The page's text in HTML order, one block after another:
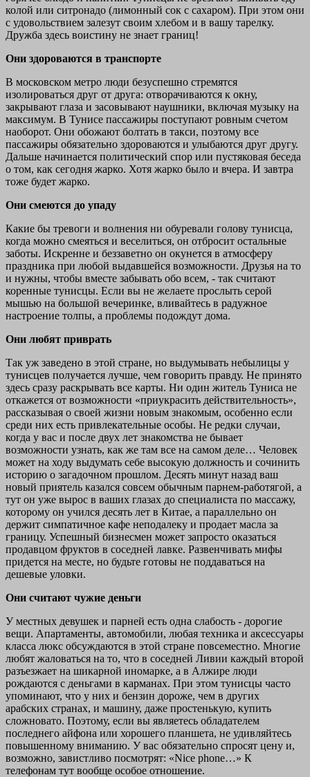
колой или ситронадо (лимонный сок с сахаром). При этом они
с удовольствием залезут своим хлебом и в вашу тарелку.
Дружба здесь воистину не знает границ!
Они здороваются в транспорте
В московском метро люди безуспешно стремятся
изолироваться друг от друга: отворачиваются к окну,
закрывают глаза и засовывают наушники, включая музыку на
максимум. В Тунисе пассажиры поступают ровным счетом
наоборот. Они обожают болтать в такси, поэтому все
пассажиры обязательно здороваются и улыбаются друг другу.
Дальше начинается политический спор или пустяковая беседа
о том, как сегодня жарко. Хотя жарко было и вчера. И завтра
тоже будет жарко.
Они смеются до упаду
Какие бы тревоги и волнения ни обуревали голову тунисца,
когда можно смеяться и веселиться, он отбросит остальные
заботы. Искренне и беззаветно он окунется в атмосферу
праздника при любой выдавшейся возможности. Друзья на то
и нужны, чтобы вместе забывать обо всем, - так считают
коренные тунисцы. Если вы не желаете прослыть серой
мышью на большой вечеринке, вливайтесь в радужное
настроение толпы, а проблемы подождут дома.
Они любят приврать
Так уж заведено в этой стране, но выдумывать небылицы у
тунисцев получается лучше, чем говорить правду. Не принято
здесь сразу раскрывать все карты. Ни один житель Туниса не
откажется от возможности «приукрасить действительность»,
рассказывая о своей жизни новым знакомым, особенно если
среди них есть привлекательные особы. Не редки случаи,
когда у вас и после двух лет знакомства не бывает
возможности узнать, как же там все на самом деле… Человек
может на ходу выдумать себе высокую должность и сочинить
историю о загадочном прошлом. Десять минут назад ваш
новый приятель казался совсем обычным парнем-работягой, а
тут он уже вырос в ваших глазах до специалиста по массажу,
которому он учился десять лет в Китае, а параллельно он
держит симпатичное кафе неподалеку и продает масла за
границу. Успешный бизнесмен может запросто оказаться
продавцом фруктов в соседней лавке. Развенчивать мифы
придется на месте, но будьте готовы не поддаваться на
дешевые уловки.
Они считают чужие деньги
У местных девушек и парней есть одна слабость - дорогие
вещи. Апартаменты, автомобили, любая техника и аксессуары
класса люкс обсуждаются в этой стране повсеместно. Многие
любят жаловаться на то, что в соседней Ливии каждый второй
разъезжает на шикарной иномарке, а в Алжире люди
рождаются с деньгами в карманах. При этом тунисцы часто
упоминают, что у них и бензин дороже, чем в других
арабских странах, и машину, даже простенькую, купить
сложновато. Поэтому, если вы являетесь обладателем
последнего айфона или хорошего планшета, не удивляйтесь
повышенному вниманию. У вас обязательно спросят цену и,
возможно, завистливо посмотрят: «Nice phone…» К
телефонам тут вообще особое отношение.